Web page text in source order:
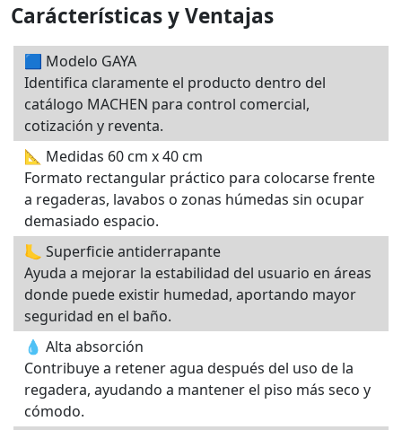
Carácterísticas y Ventajas
🟦 Modelo GAYA
Identifica claramente el producto dentro del
catálogo MACHEN para control comercial,
cotización y reventa.
📐 Medidas 60 cm x 40 cm
Formato rectangular práctico para colocarse frente
a regaderas, lavabos o zonas húmedas sin ocupar
demasiado espacio.
🦶 Superficie antiderrapante
Ayuda a mejorar la estabilidad del usuario en áreas
donde puede existir humedad, aportando mayor
seguridad en el baño.
💧 Alta absorción
Contribuye a retener agua después del uso de la
regadera, ayudando a mantener el piso más seco y
cómodo.